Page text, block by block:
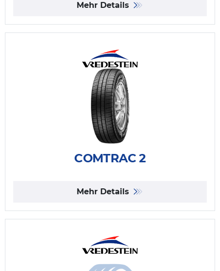
Mehr Details
COMTRAC 2
Mehr Details